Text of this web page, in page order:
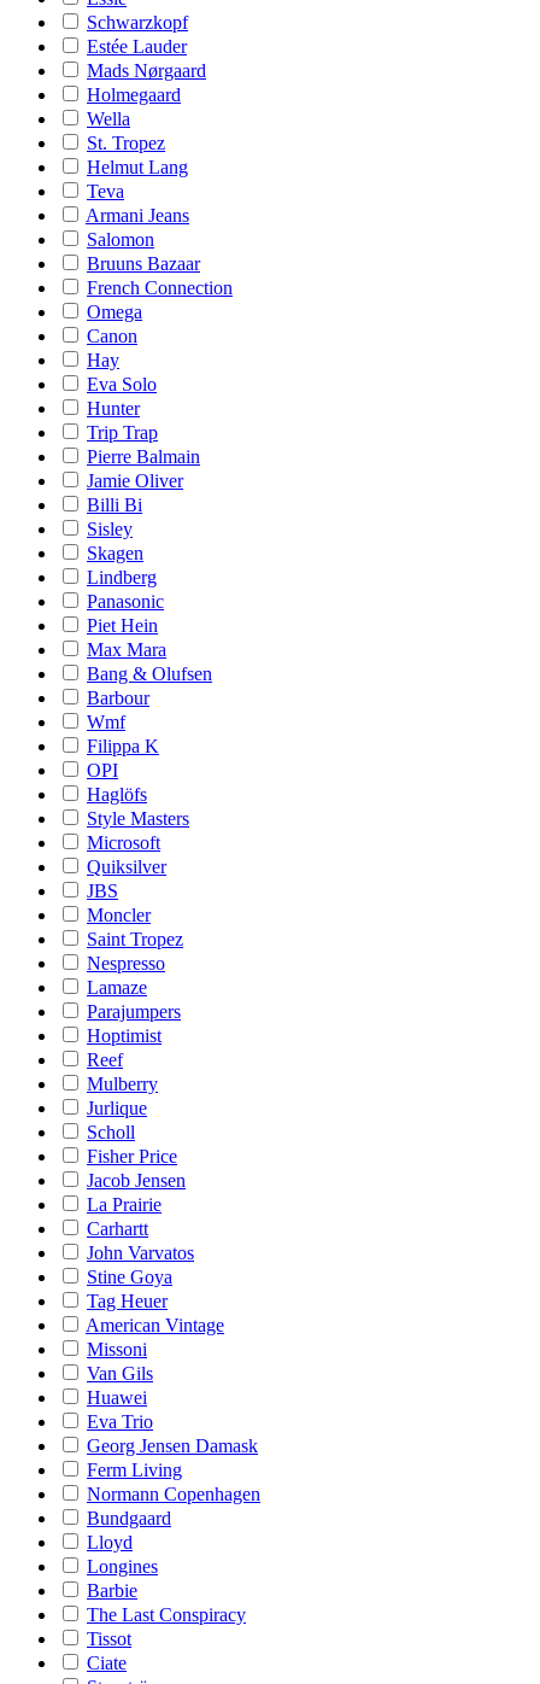
Schwarzkopf
Estée Lauder
Mads Nørgaard
Holmegaard
Wella
St. Tropez
Helmut Lang
Teva
Armani Jeans
Salomon
Bruuns Bazaar
French Connection
Omega
Canon
Hay
Eva Solo
Hunter
Trip Trap
Pierre Balmain
Jamie Oliver
Billi Bi
Sisley
Skagen
Lindberg
Panasonic
Piet Hein
Max Mara
Bang & Olufsen
Barbour
Wmf
Filippa K
OPI
Haglöfs
Style Masters
Microsoft
Quiksilver
JBS
Moncler
Saint Tropez
Nespresso
Lamaze
Parajumpers
Hoptimist
Reef
Mulberry
Jurlique
Scholl
Fisher Price
Jacob Jensen
La Prairie
Carhartt
John Varvatos
Stine Goya
Tag Heuer
American Vintage
Missoni
Van Gils
Huawei
Eva Trio
Georg Jensen Damask
Ferm Living
Normann Copenhagen
Bundgaard
Lloyd
Longines
Barbie
The Last Conspiracy
Tissot
Ciate